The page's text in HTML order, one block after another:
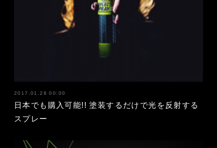
2017.01.28 00:00
日本でも購入可能!! 塗装するだけで光を反射する
スプレー